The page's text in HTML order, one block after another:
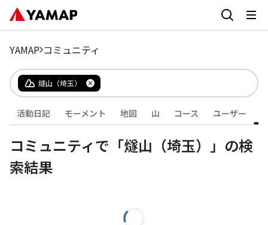
YAMAP コミュニティ
燧山（埼玉）
活動日記 モーメント 地図 山 コース ユーザー
コミュニティで「燧山（埼玉）」の検
索結果